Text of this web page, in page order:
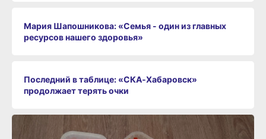
Мария Шапошникова: «Семья - один из главных
ресурсов нашего здоровья»
Последний в таблице: «СКА‑Хабаровск»
продолжает терять очки